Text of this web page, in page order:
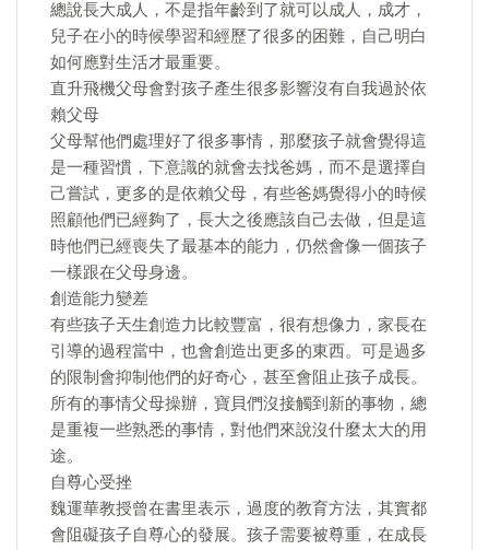
總說長大成人，不是指年齡到了就可以成人，成才，
兒子在小的時候學習和經歷了很多的困難，自己明白
如何應對生活才最重要。
直升飛機父母會對孩子產生很多影響沒有自我過於依
賴父母
父母幫他們處理好了很多事情，那麼孩子就會覺得這
是一種習慣，下意識的就會去找爸媽，而不是選擇自
己嘗試，更多的是依賴父母，有些爸媽覺得小的時候
照顧他們已經夠了，長大之後應該自己去做，但是這
時他們已經喪失了最基本的能力，仍然會像一個孩子
一樣跟在父母身邊。
創造能力變差
有些孩子天生創造力比較豐富，很有想像力，家長在
引導的過程當中，也會創造出更多的東西。可是過多
的限制會抑制他們的好奇心，甚至會阻止孩子成長。
所有的事情父母操辦，寶貝們沒接觸到新的事物，總
是重複一些熟悉的事情，對他們來說沒什麼太大的用
途。
自尊心受挫
魏運華教授曾在書里表示，過度的教育方法，其實都
會阻礙孩子自尊心的發展。孩子需要被尊重，在成長